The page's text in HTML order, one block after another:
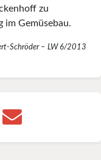
zu
im Gemüsebau.
Schröder – LW 6/2013